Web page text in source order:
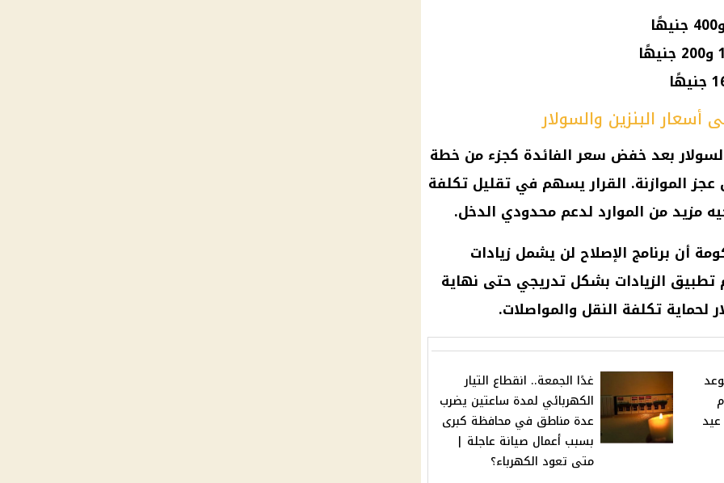
البنزين والسولار
بعد خفض سعر الفائدة كجزء من خطة
الموازنة. القرار يسهم في تقليل تكلفة
مزيد من الموارد لدعم محدودي الدخل.
أن برنامج الإصلاح لن يشمل زيادات
الزيادات بشكل تدريجي حتى نهاية
لحماية تكلفة النقل والمواصلات.
غدًا الجمعة.. انقطاع التيار
الكهربائي لمدة ساعتين يضرب
عدة مناطق في محافظة كبرى
بسبب أعمال صيانة عاجلة |
متى تعود الكهرباء؟